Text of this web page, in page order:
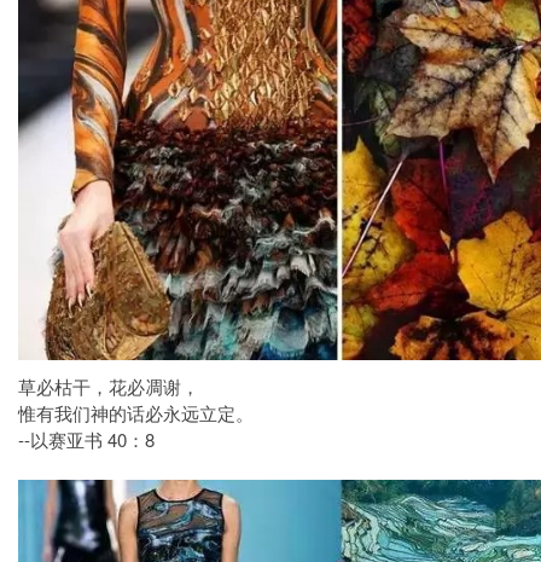
草必枯干，花必凋谢，
惟有我们神的话必永远立定。
--以赛亚书 40：8